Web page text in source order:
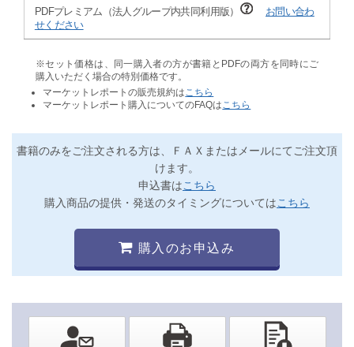
PDFプレミアム（法人グループ内共同利用版）
お問い合わ
せください
※セット価格は、同一購入者の方が書籍とPDFの両方を同時にご
購入いただく場合の特別価格です。
マーケットレポートの販売規約は こちら
マーケットレポート購入についてのFAQは こちら
書籍のみをご注文される方は、ＦＡＸまたはメールにてご注文頂
けます。
申込書はこちら
購入商品の提供・発送のタイミングについてはこちら
購入のお申込み